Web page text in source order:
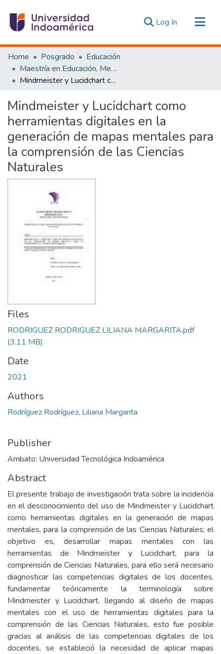
Log In (current)
Communities & Collections
All of DSpace
Statistics
Home Posgrado
Educación
Maestría en Educación, Mención Pedagogía en Entornos Digitales
Mindmeister y Lucidchart como herramientas digitales en la generación de mapas mentales para la comprensión de las Ciencias Naturales
Mindmeister y Lucidchart como
herramientas digitales en la
generación de mapas mentales para
la comprensión de las Ciencias
Naturales
Files
RODRIGUEZ RODRIGUEZ LILIANA MARGARITA.pdf
(3.11 MB)
Date
2021
Authors
Rodríguez Rodríguez, Liliana Margarita
Publisher
Ambato: Universidad Tecnológica Indoamérica
Abstract
El presente trabajo de investigación trata sobre la incidencia
en el desconocimiento del uso de Mindmeister y Lucidchart
como herramientas digitales en la generación de mapas
mentales, para la comprensión de las Ciencias Naturales; el
objetivo es, desarrollar mapas mentales con las
herramientas de Mindmeister y Lucidchart, para la
comprensión de Ciencias Naturales, para ello será necesario
diagnosticar las competencias digitales de los docentes,
fundamentar teóricamente la terminología sobre
Mindmeister y Lucidchart, llegando al diseño de mapas
mentales con el uso de herramientas digitales para la
comprensión de las Ciencias Naturales, esto fue posible
gracias al análisis de las competencias digitales de los
docentes, se estableció la necesidad de aplicar mapas